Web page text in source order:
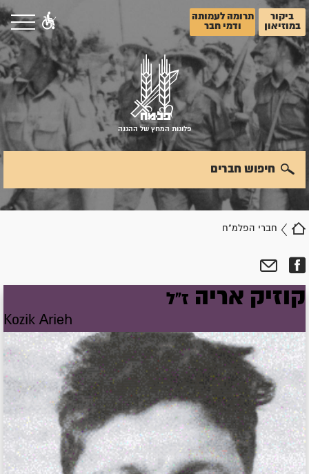
ביקור
במוזיאון
תרומה לעמותה
ודמי חבר
פלוגות המחץ של ההגנה
חברי הפלמ"ח
חיפוש חברים
קוזיק אריה ז"ל
Kozik Arieh